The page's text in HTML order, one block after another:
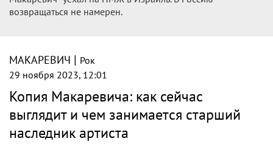
возвращаться не намерен.
МАКАРЕВИЧ | Рок
29 ноября 2023, 12:01
Копия Макаревича: как сейчас
выглядит и чем занимается старший
наследник артиста